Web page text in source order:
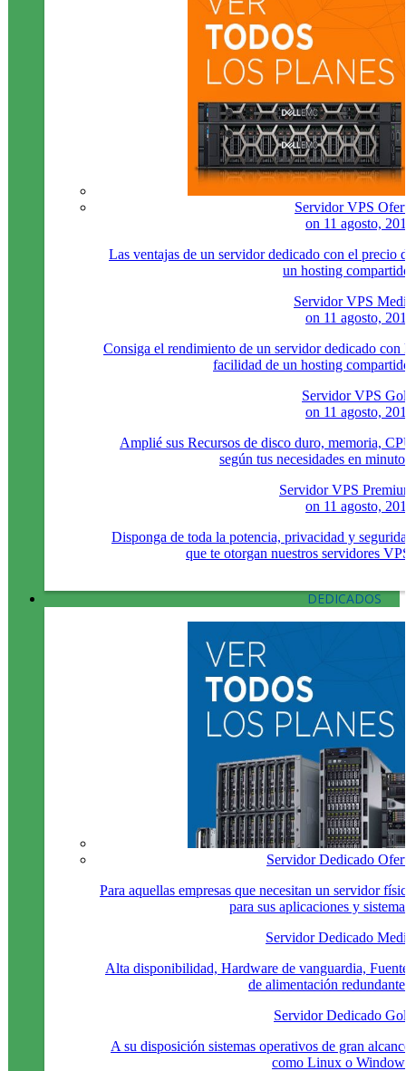
Servidor VPS
on 11 agosto,
Las ventajas de un servidor dedicado con el precio
un hosting
Servidor VPS
on 11 agosto,
Consiga el rendimiento de un servidor dedicado con
facilidad de un hosting
Servidor VPS
on 11 agosto,
Amplié sus Recursos de disco duro, memoria,
según tus necesidades en
Servidor VPS
on 11 agosto,
Disponga de toda la potencia, privacidad y
que te otorgan nuestros servidores
DEDICADOS
Servidor Dedicado
Para aquellas empresas que necesitan un servidor
para sus aplicaciones y
Servidor Dedicado
Alta disponibilidad, Hardware de vanguardia,
de alimentación
Servidor Dedicado
A su disposición sistemas operativos de gran
como Linux o